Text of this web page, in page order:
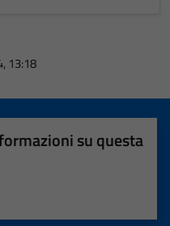
13:18
su questa
5